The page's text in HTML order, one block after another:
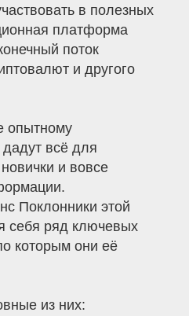
в полезных
платформа
поток
и другого
опытному
всё для
и вовсе
Поклонники этой
себя ряд ключевых
которым они её
из них: